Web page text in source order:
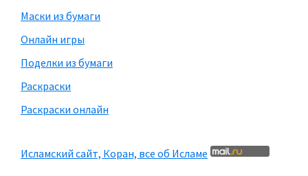
Маски из бумаги
Онлайн игры
Поделки из бумаги
Раскраски
Раскраски онлайн
Исламский сайт, Коран, все об Исламе